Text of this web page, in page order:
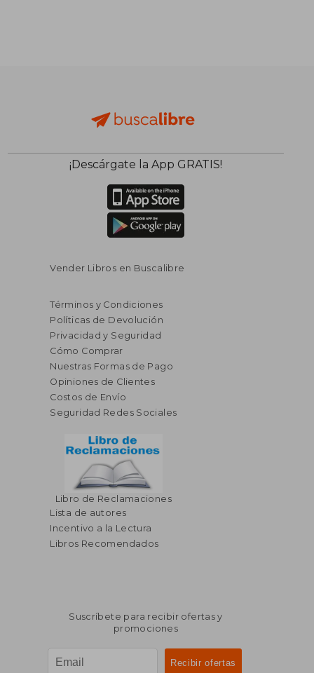
¡Descárgate la App GRATIS!
Vender Libros en Buscalibre
Términos y Condiciones
Políticas de Devolución
Privacidad y Seguridad
Cómo Comprar
Nuestras Formas de Pago
Opiniones de Clientes
Costos de Envío
Seguridad Redes Sociales
Libro de Reclamaciones
Lista de autores
Incentivo a la Lectura
Libros Recomendados
Suscríbete para recibir ofertas y
promociones